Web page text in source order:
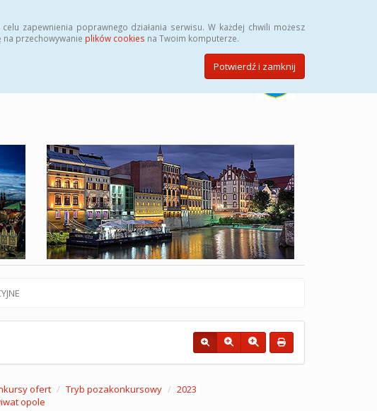
zapewnienia poprawnego działania serwisu. W każdej chwili możesz
przechowywanie plików cookies na Twoim komputerze.
Potwierdź i zamknij
ofert Tryb pozakonkursowy
2023
opole